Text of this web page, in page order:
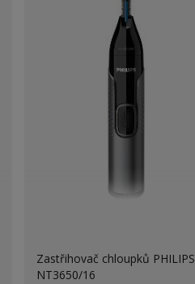
Zastřihovač chloupků PHILIPS
NT3650/16